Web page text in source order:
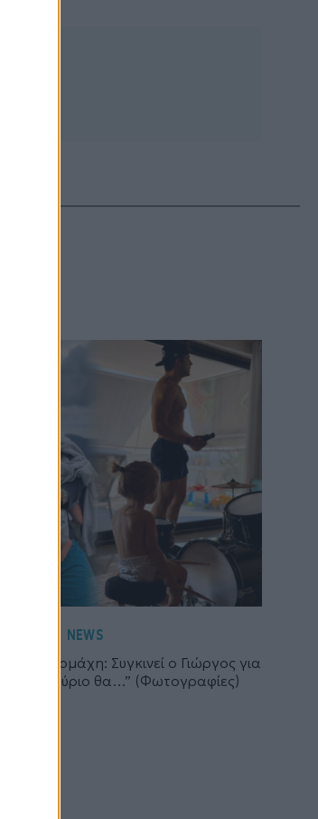
NEWS
Ανδρομάχη: Συγκινεί ο Γιώργος για
“Από αύριο θα…” (Φωτογραφίες)